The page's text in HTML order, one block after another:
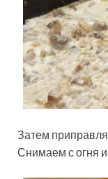
Затем
Снимаем с огня